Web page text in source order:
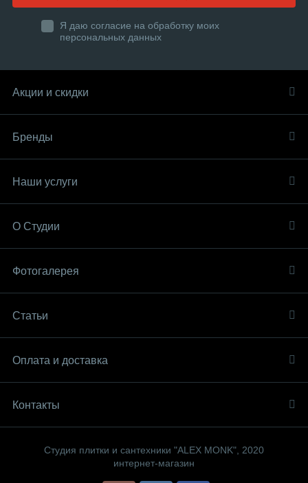
Я даю согласие на обработку моих
персональных данных
Акции и скидки
Бренды
Наши услуги
О Студии
Фотогалерея
Статьи
Оплата и доставка
Контакты
Студия плитки и сантехники "ALEX MONK", 2020
интернет-магазин